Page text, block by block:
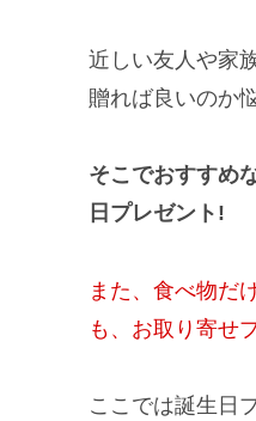
近しい友人や家
贈れば良いのか
そこでおすすめ
日プレゼント!
また、食べ物だ
も、お取り寄せ
ここでは誕生日